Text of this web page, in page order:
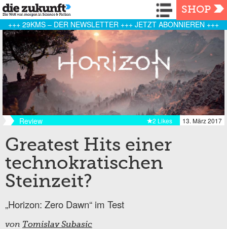
Navigation
SHOP
+++ 29KMS – DER NEWSLETTER +++ JETZT ABONNIEREN +++
Review 13. März 2017
2 Likes
Greatest Hits einer
technokratischen
Steinzeit?
„Horizon: Zero Dawn“ im Test
von Tomislav Subasic